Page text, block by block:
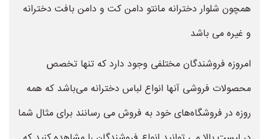
همچون شلوار دخترانه مانتو دامن کت و دامن بافت دخترانه
و غیره می باشد
امروزه فروشندگان مختلفی وجود دارد که تنها تخصص
محصولات فروشی آنها انواع لباس دخترانه می‌باشد که همه
روزه در فروشگاه‌های خود به فروش می رسانند برای مثال شما